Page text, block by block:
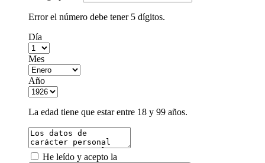
Error el número debe tener 5 dígitos.
Día
Mes
Año
La edad tiene que estar entre 18 y 99 años.
He leído y acepto la